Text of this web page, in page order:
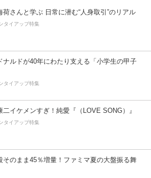
荷さんと学ぶ 日常に潜む“人身取引”のリアル
タイアップ特集
ナルドが40年にわたり支える「小学生の甲子
タイアップ特集
二イケメンすぎ！純愛『（LOVE SONG）』
タイアップ特集
そのまま45％増量！ファミマ夏の大盤振る舞